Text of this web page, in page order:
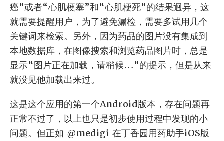
癌”或者“心肌梗塞”和“心肌梗死”的结果迥异，这
就需要提醒用户，为了避免漏检，需要多试用几个
关键词来检索。另外，因为药品的图片没有集成到
本地数据库，在图像搜索和浏览药品图片时，总是
显示“图片正在加载，请稍候…”的提示，但是从来
就没见他加载出来过。
这是这个应用的第一个Android版本，存在问题再
正常不过了，以上也只是初步使用过程中发现的小
问题。但正如 @medigi 在丁香园用药助手iOS版